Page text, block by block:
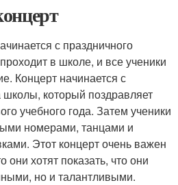
с праздничного
в школе, и все ученики
Концерт начинается с
который поздравляет
учебного года. Затем ученики
номерами, танцами и
Этот концерт очень важен
они хотят показать, что они
но и талантливыми.